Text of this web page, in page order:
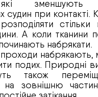
зменшують
судин при контакті.
стільки
А коли тканини
набрякати.
набрякають,
подих. Природні
також
на зовнішню
затікання.